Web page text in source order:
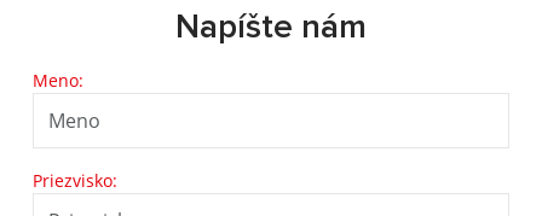
Napíšte nám
Meno:
Priezvisko: